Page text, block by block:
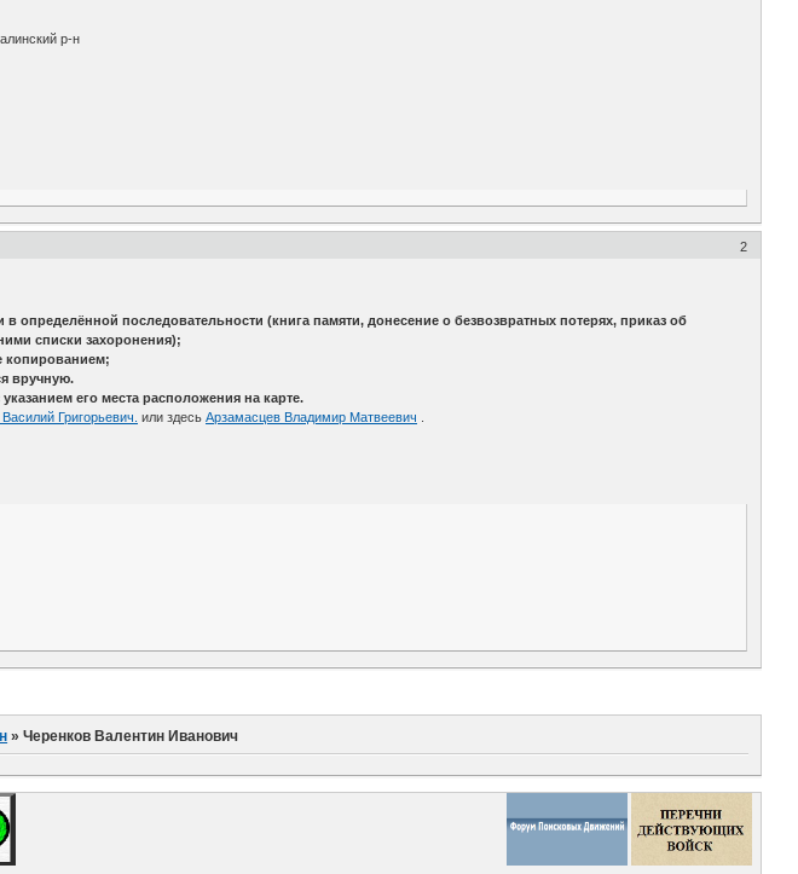
р-н
2
последовательности (книга памяти, донесение о безвозвратных потерях, приказ об
списки захоронения);
копированием;
вручную.
его места расположения на карте.
Григорьевич. или здесьАрзамасцев Владимир Матвеевич
»Черенков Валентин Иванович